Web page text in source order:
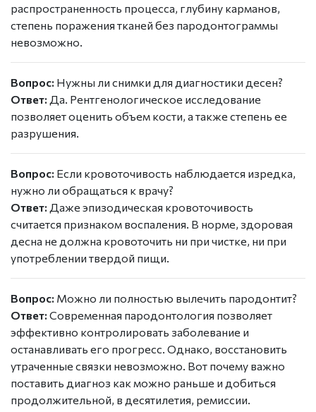
распространенность процесса, глубину карманов,
степень поражения тканей без пародонтограммы
невозможно.
Вопрос: Нужны ли снимки для диагностики десен?
Ответ: Да. Рентгенологическое исследование
позволяет оценить объем кости, а также степень ее
разрушения.
Вопрос: Если кровоточивость наблюдается изредка,
нужно ли обращаться к врачу?
Ответ: Даже эпизодическая кровоточивость
считается признаком воспаления. В норме, здоровая
десна не должна кровоточить ни при чистке, ни при
употреблении твердой пищи.
Вопрос: Можно ли полностью вылечить пародонтит?
Ответ: Современная пародонтология позволяет
эффективно контролировать заболевание и
останавливать его прогресс. Однако, восстановить
утраченные связки невозможно. Вот почему важно
поставить диагноз как можно раньше и добиться
продолжительной, в десятилетия, ремиссии.